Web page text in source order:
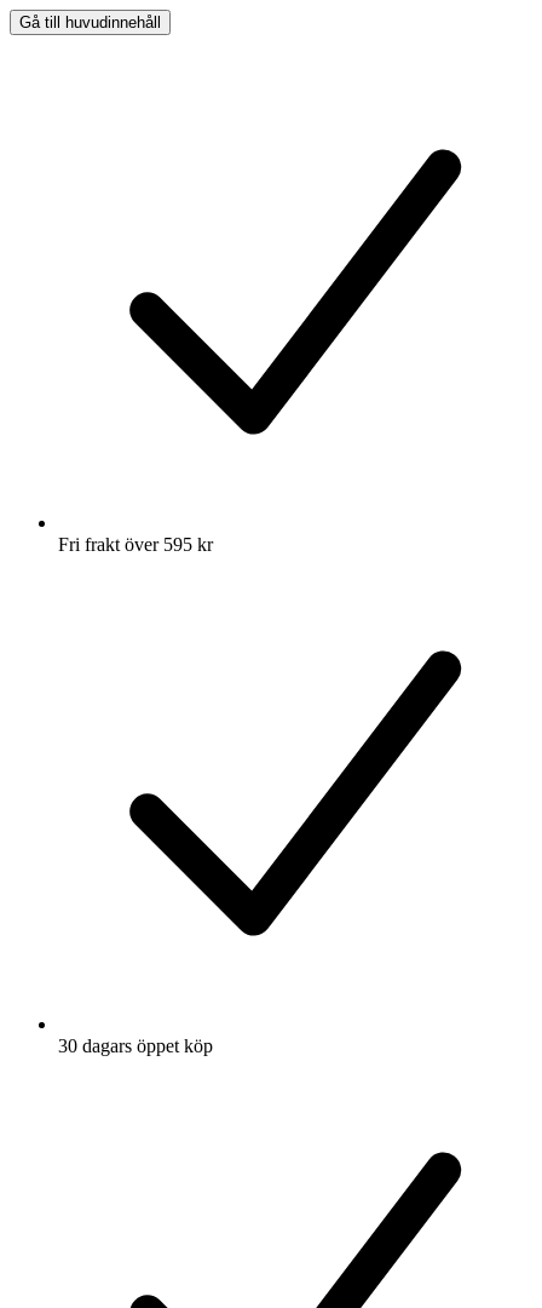
Gå till huvudinnehåll
Fri frakt över 595 kr
30 dagars öppet köp